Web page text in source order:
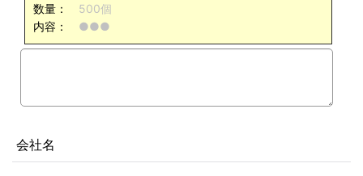
数量： 500個
内容： ●●●
会社名